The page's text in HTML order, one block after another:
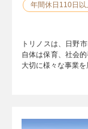
年間休日110日以
トリノスは、日野
自体は保育、社会
大切に様々な事業